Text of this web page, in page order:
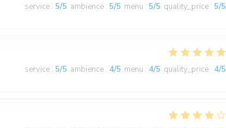
service : 5/5 ambience : 5/5 menu : 5/5 quality_price : 5/5
service : 5/5 ambience : 4/5 menu : 4/5 quality_price : 4/5